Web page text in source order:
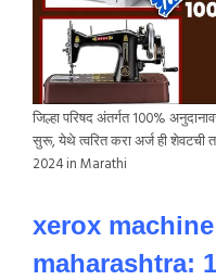
जिल्हा परिषद अंतर्गत 100%
सुरू, येथे त्वरित करा अर्ज ही
2024 in Marathi
xerox
maharashtra: